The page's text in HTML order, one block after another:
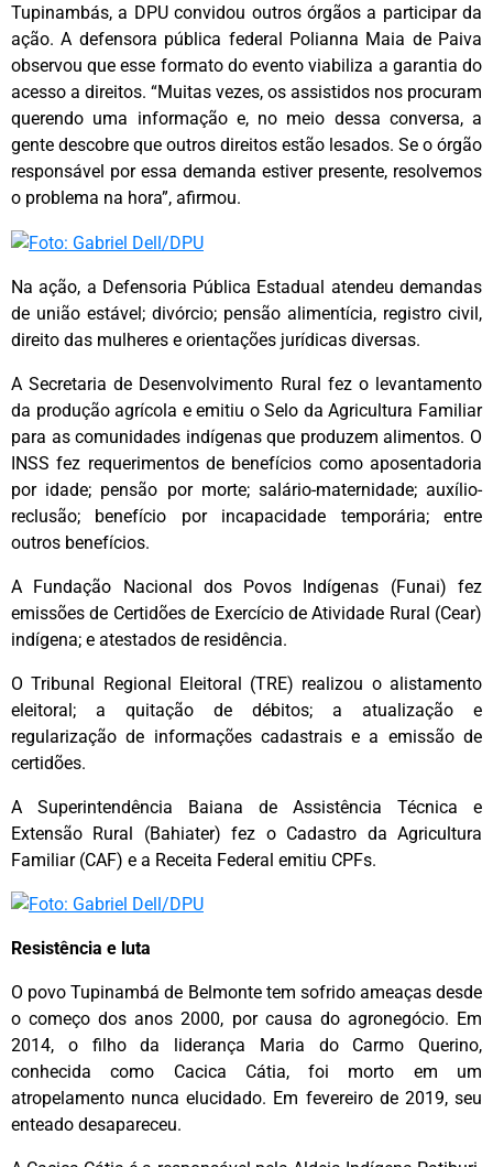
Tupinambás, a DPU convidou outros órgãos a participar da
ação. A defensora pública federal Polianna Maia de Paiva
observou que esse formato do evento viabiliza a garantia do
acesso a direitos. “Muitas vezes, os assistidos nos procuram
querendo uma informação e, no meio dessa conversa, a
gente descobre que outros direitos estão lesados. Se o órgão
responsável por essa demanda estiver presente, resolvemos
o problema na hora”, afirmou.
Na ação, a Defensoria Pública Estadual atendeu demandas
de união estável; divórcio; pensão alimentícia, registro civil,
direito das mulheres e orientações jurídicas diversas.
A Secretaria de Desenvolvimento Rural fez o levantamento
da produção agrícola e emitiu o Selo da Agricultura Familiar
para as comunidades indígenas que produzem alimentos. O
INSS fez requerimentos de benefícios como aposentadoria
por idade; pensão por morte; salário-maternidade; auxílio-
reclusão; benefício por incapacidade temporária; entre
outros benefícios.
A Fundação Nacional dos Povos Indígenas (Funai) fez
emissões de Certidões de Exercício de Atividade Rural (Cear)
indígena; e atestados de residência.
O Tribunal Regional Eleitoral (TRE) realizou o alistamento
eleitoral; a quitação de débitos; a atualização e
regularização de informações cadastrais e a emissão de
certidões.
A Superintendência Baiana de Assistência Técnica e
Extensão Rural (Bahiater) fez o Cadastro da Agricultura
Familiar (CAF) e a Receita Federal emitiu CPFs.
Resistência e luta
O povo Tupinambá de Belmonte tem sofrido ameaças desde
o começo dos anos 2000, por causa do agronegócio. Em
2014, o filho da liderança Maria do Carmo Querino,
conhecida como Cacica Cátia, foi morto em um
atropelamento nunca elucidado. Em fevereiro de 2019, seu
enteado desapareceu.